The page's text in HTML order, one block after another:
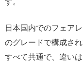
日本国内でのフェア
のグレードで構成さ
すべて共通で、違い